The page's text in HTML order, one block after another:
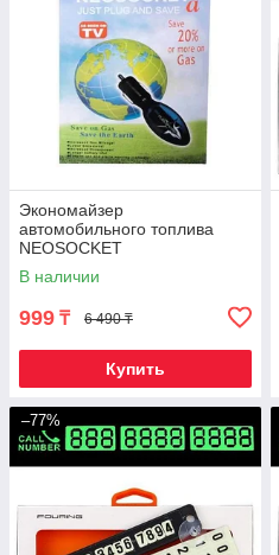
Экономайзер
автомобильного топлива
NEOSOCKET
В наличии
999 ₸ 6 490 ₸
Купить
–77%